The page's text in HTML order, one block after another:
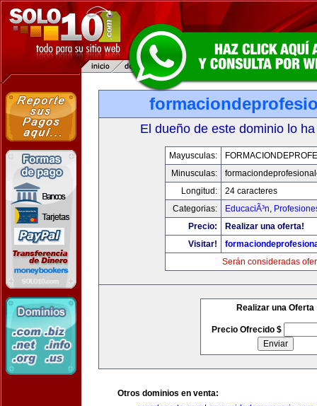
El dueño de este dominio lo
Mayusculas:
Minusculas:
Longitud:
24 caracteres
Categorias:
EducaciÃ³n,
Precio:
Realizar una oferta!
Visitar!
Serán consideradas
Realizar una Oferta
Precio Ofrecido $
Otros dominios en venta: